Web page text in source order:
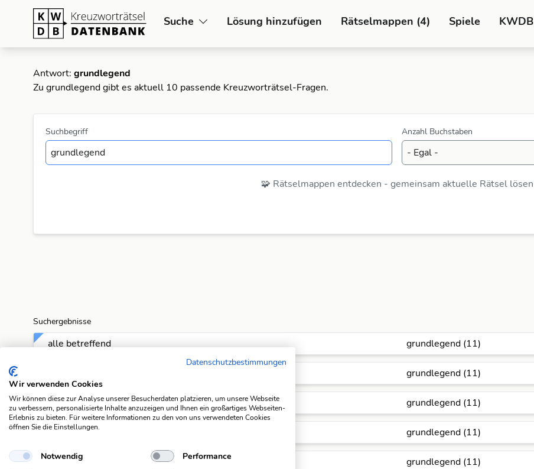
Suche Lösung hinzufügen Rätselmappen (4) Spiele KWDB
Antwort: grundlegend
Zu grundlegend gibt es aktuell 10 passende Kreuzworträtsel-Fragen.
Suchbegriff Anzahl Buchstaben
🧩 Rätselmappen entdecken - gemeinsam aktuelle Rätsel lösen
Suchergebnisse
alle betreffend grundlegend (11)
grundlegend (11)
drastisch grundlegend (11)
elementar grundlegend (11)
entscheidend wichtig grundlegend (11)
Datenschutzbestimmungen
Wir verwenden Cookies
Wir können diese zur Analyse unserer Besucherdaten platzieren, um unsere Webseite
zu verbessern, personalisierte Inhalte anzuzeigen und Ihnen ein großartiges Webseiten-
Erlebnis zu bieten. Für weitere Informationen zu den von uns verwendeten Cookies
öffnen Sie die Einstellungen.
Notwendig
Performance